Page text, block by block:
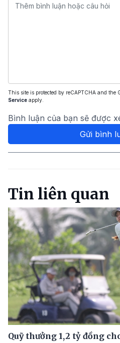
This site is protected by reCAPTCHA and the
Service apply.
Bình luận của bạn sẽ được
Gửi bình
Tin liên quan
Quỹ thưởng 1,2 tỷ đồng